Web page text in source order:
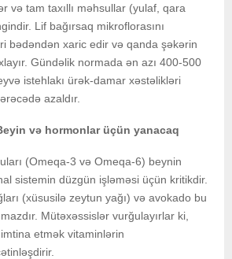
və tam taxıllı məhsullar (yulaf, qara
Lif bağırsaq mikroflorasını
bədəndən xaric edir və qanda şəkərin
Gündəlik normada ən azı 400-500
istehlakı ürək-damar xəstəlikləri
azaldır.
və hormonlar üçün yanacaq
(Omeqa-3 və Omeqa-6) beynin
sistemin düzgün işləməsi üçün kritikdir.
(xüsusilə zeytun yağı) və avokado bu
Mütəxəssislər vurğulayırlar ki,
etmək vitaminlərin